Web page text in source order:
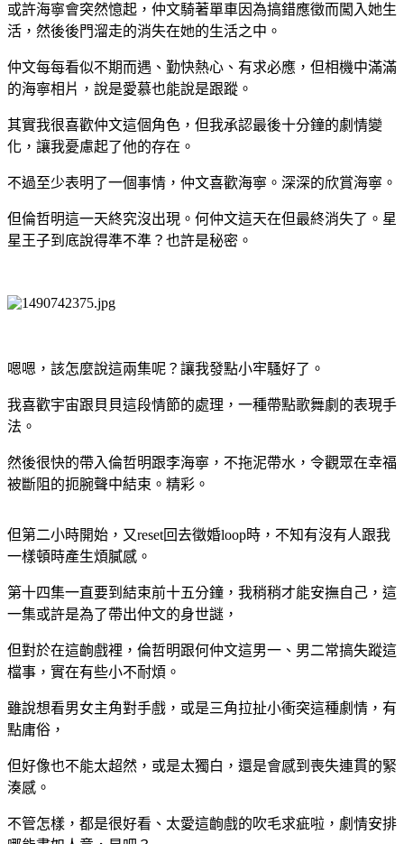
或許海寧會突然憶起，仲文騎著單車因為搞錯應徵而闖入她生
活，然後後門溜走的消失在她的生活之中。
仲文每每看似不期而遇、勤快熱心、有求必應，但相機中滿滿
的海寧相片，說是愛慕也能說是跟蹤。
其實我很喜歡仲文這個角色，但我承認最後十分鐘的劇情變
化，讓我憂慮起了他的存在。
不過至少表明了一個事情，仲文喜歡海寧。深深的欣賞海寧。
但倫哲明這一天終究沒出現。何仲文這天在但最終消失了。星
星王子到底說得準不準？也許是秘密。
嗯嗯，該怎麼說這兩集呢？讓我發點小牢騷好了。
我喜歡宇宙跟貝貝這段情節的處理，一種帶點歌舞劇的表現手
法。
然後很快的帶入倫哲明跟李海寧，不拖泥帶水，令觀眾在幸福
被斷阻的扼腕聲中結束。精彩。
但第二小時開始，又reset回去徵婚loop時，不知有沒有人跟我
一樣頓時產生煩膩感。
第十四集一直要到結束前十五分鐘，我稍稍才能安撫自己，這
一集或許是為了帶出仲文的身世謎，
但對於在這齣戲裡，倫哲明跟何仲文這男一、男二常搞失蹤這
檔事，實在有些小不耐煩。
雖說想看男女主角對手戲，或是三角拉扯小衝突這種劇情，有
點庸俗，
但好像也不能太超然，或是太獨白，還是會感到喪失連貫的緊
湊感。
不管怎樣，都是很好看、太愛這齣戲的吹毛求疵啦，劇情安排